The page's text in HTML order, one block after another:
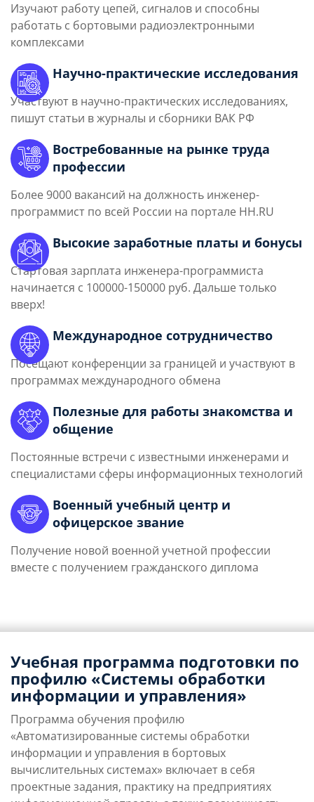
Изучают работу цепей, сигналов и способны
работать с бортовыми радиоэлектронными
комплексами
Научно-практические исследования
Участвуют в научно-практических исследованиях,
пишут статьи в журналы и сборники ВАК РФ
Востребованные на рынке труда
профессии
Более 9000 вакансий на должность инженер-
программист по всей России на портале HH.RU
Высокие заработные платы и бонусы
Стартовая зарплата инженера-программиста
начинается с 100000-150000 руб. Дальше только
вверх!
Международное сотрудничество
Посещают конференции за границей и участвуют в
программах международного обмена
Полезные для работы знакомства и
общение
Постоянные встречи с известными инженерами и
специалистами сферы информационных технологий
Военный учебный центр и
офицерское звание
Получение новой военной учетной профессии
вместе с получением гражданского диплома
Учебная программа подготовки по
профилю «Системы обработки
информации и управления»
Программа обучения профилю
«Автоматизированные системы обработки
информации и управления в бортовых
вычислительных системах» включает в себя
проектные задания, практику на предприятиях